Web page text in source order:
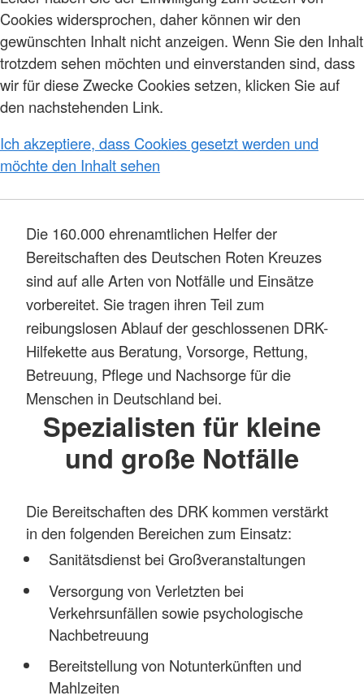
Cookies widersprochen, daher können wir den
gewünschten Inhalt nicht anzeigen. Wenn Sie den Inhalt
trotzdem sehen möchten und einverstanden sind, dass
wir für diese Zwecke Cookies setzen, klicken Sie auf
den nachstehenden Link.
Ich akzeptiere, dass Cookies gesetzt werden und
möchte den Inhalt sehen
Die 160.000 ehrenamtlichen Helfer der
Bereitschaften des Deutschen Roten Kreuzes
sind auf alle Arten von Notfälle und Einsätze
vorbereitet. Sie tragen ihren Teil zum
reibungslosen Ablauf der geschlossenen DRK-
Hilfekette aus Beratung, Vorsorge, Rettung,
Betreuung, Pflege und Nachsorge für die
Menschen in Deutschland bei.
Spezialisten für kleine
und große Notfälle
Die Bereitschaften des DRK kommen verstärkt
in den folgenden Bereichen zum Einsatz:
Sanitätsdienst bei Großveranstaltungen
Versorgung von Verletzten bei
Verkehrsunfällen sowie psychologische
Nachbetreuung
Bereitstellung von Notunterkünften und
Mahlzeiten